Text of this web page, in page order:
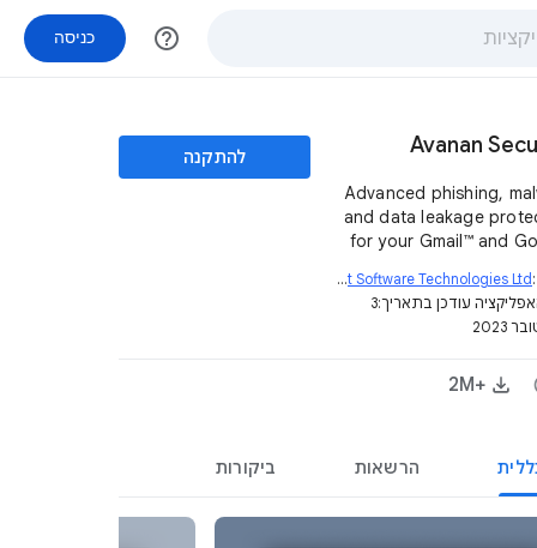
help_outline כניסה
Avanan
Advanced phishing,
and data leakage
for your Gmail™ and
Check Point Software Technologies Ltd.
עודכן בתאריך:3
2023
להתקנה
+2M‏
הרשאות ביקורות